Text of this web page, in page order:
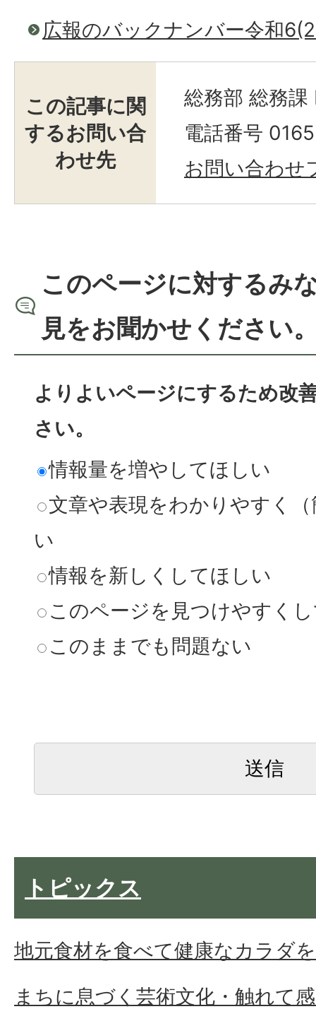
広報のバックナンバー令和
この記事に関
するお問い合
わせ先
総務部 総務課
電話番号
お問い合わせ
このページに対するみ
見をお聞かせください
よりよいページにするため改
さい。
情報量を増やしてほしい
文章や表現をわかりやすく
い
情報を新しくしてほしい
このページを見つけやすく
このままでも問題ない
トピックス
地元食材を食べて健康なカラダ
まちに息づく芸術文化・触れて